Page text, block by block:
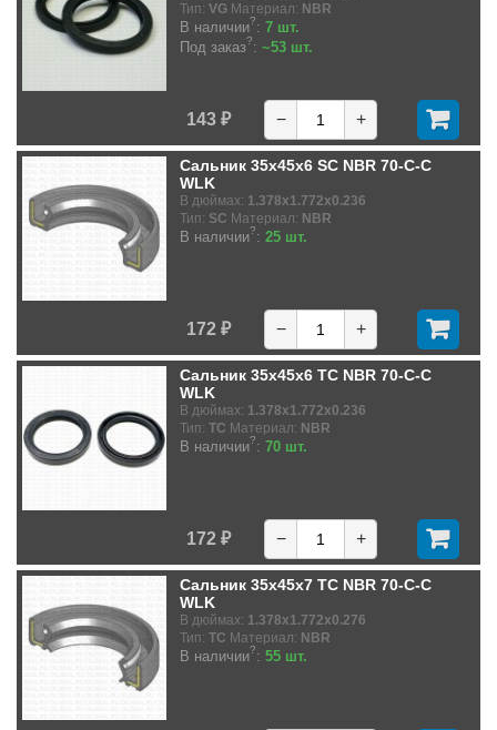
Тип: VG Материал: NBR
В наличии?: 7 шт.
Под заказ?: ~53 шт.
143 ₽ − +
Сальник 35x45x6 SC NBR 70-C-C
WLK
В дюймах: 1.378x1.772x0.236
Тип: SC Материал: NBR
В наличии?: 25 шт.
172 ₽ − +
Сальник 35x45x6 TC NBR 70-C-C
WLK
В дюймах: 1.378x1.772x0.236
Тип: TC Материал: NBR
В наличии?: 70 шт.
172 ₽ − +
Сальник 35x45x7 TC NBR 70-C-C
WLK
В дюймах: 1.378x1.772x0.276
Тип: TC Материал: NBR
В наличии?: 55 шт.